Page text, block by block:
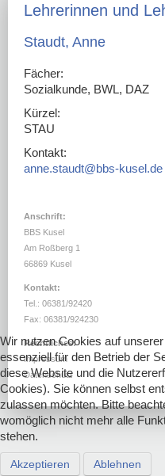
SCHULLEBEN
DOWNLOADS
LINKS
Lehrerinnen und
Staudt, Anne
Fächer:
Sozialkunde, BWL, DAZ
Kürzel:
STAU
Kontakt:
anne.staudt@bbs-kusel.de
Anschrift:
BBS Kusel
Am Roßberg 1
66869 Kusel
Kontakt:
Tel.: 06381/92420
Fax: 06381/924230
Rechtliches:
Impressum
Datenschutz
Wir nutzen Cookies auf
essenziell für den Betrieb der
diese Website und die
Cookies). Sie können selbst
zulassen möchten. Bitte
womöglich nicht mehr alle
stehen.
Akzeptieren Ablehnen